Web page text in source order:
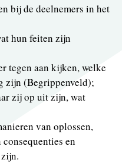
bij de deelnemers in het
hun feiten zijn
tegen aan kijken, welke
zijn (Begrippenveld);
zij op uit zijn, wat
van oplossen,
en